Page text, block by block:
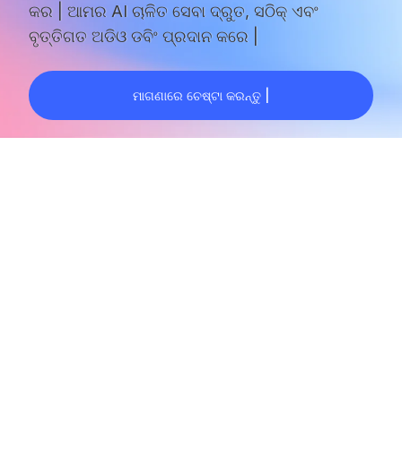
କର | ଆମର AI ଚାଳିତ ସେବା ଦ୍ରୁତ, ସଠିକ୍ ଏବଂ
ବୃତ୍ତିଗତ ଅଡିଓ ଡବିଂ ପ୍ରଦାନ କରେ |
ମାଗଣାରେ ଚେଷ୍ଟା କରନ୍ତୁ |